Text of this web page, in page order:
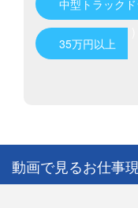
中型トラック
35万円以上
動画で見るお仕事